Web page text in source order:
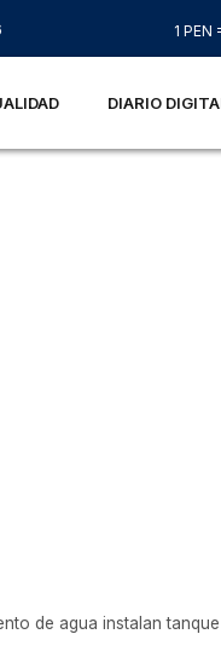
1 PEN
DIARIO
de agua instalan